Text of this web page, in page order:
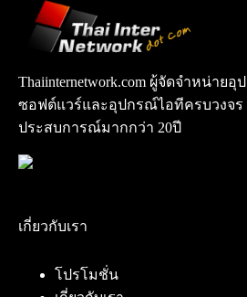
Thaiinternetwork.com ผู้จัดจำหน่าย
ซอฟต์แวร์และอุปกรณ์ไอทีครบวงจร
ประสบการณ์มากกว่า 20ปี
เกี่ยวกับเรา
โปรโมชั่น